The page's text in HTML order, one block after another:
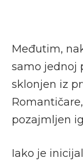
Međutim,
samo jednoj
sklonjen iz
pozajmljen
Iako je